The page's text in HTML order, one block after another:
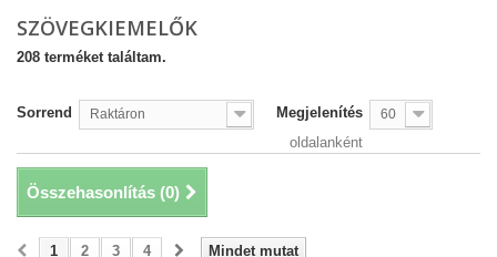
SZÖVEGKIEMELŐK
208 terméket találtam.
Sorrend Raktáron Megjelenítés 60
oldalanként
Összehasonlítás (0)
Mindet mutat
1 2 3 4